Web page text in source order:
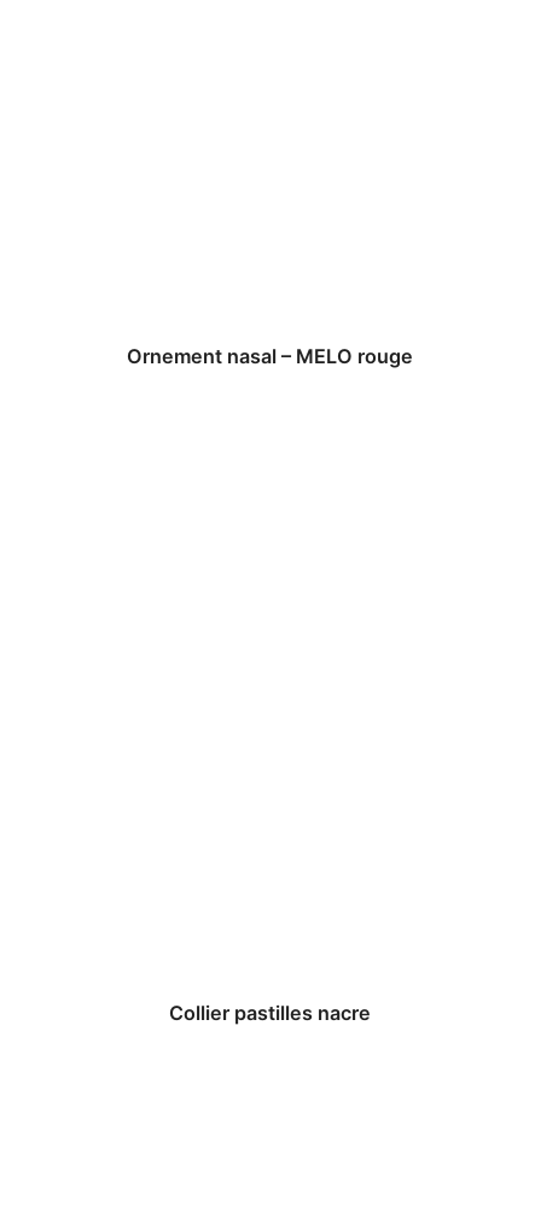
Ornement nasal – MELO rouge
Collier pastilles nacre